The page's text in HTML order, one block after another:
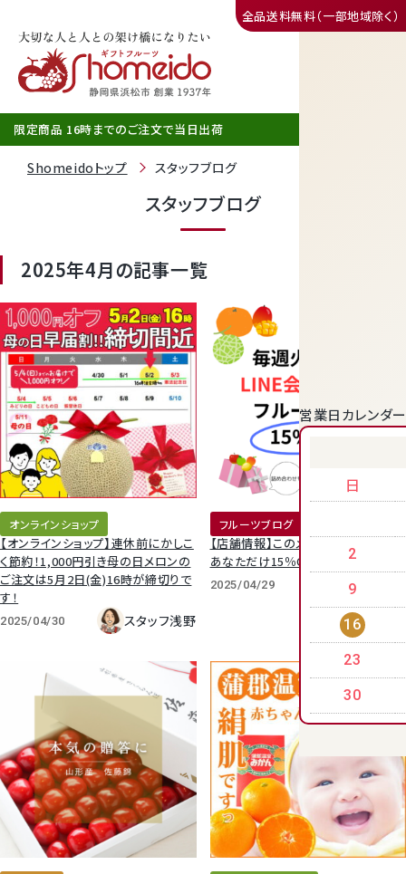
全品送料無料（一部地域除く）
営業日カレンダー
日
2
9
16
23
30
静岡産クラウンメロン
天使音（あまね）マスクメロン
クラウンメロンゼリー
大糖領桃
温室みかん(ハウスみかん)
梨
限定商品 16時までのご注文で当日出荷
Shomeidoトップ スタッフブログ
スタッフブログ
2025年4月の記事一覧
オンラインショップ
【オンラインショップ】連休前にかしこ
く節約！1,000円引き母の日メロンの
ご注文は5月2日(金)16時が締切りで
す！
2025/04/30 スタッフ浅野
フルーツブログ
【店舗情報】このメルマガを見ている
あなただけ15％OFF
2025/04/29 店長 位知子